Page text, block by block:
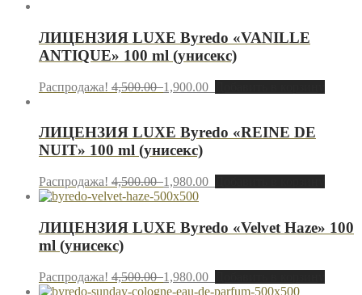
ЛИЦЕНЗИЯ LUXE Byredo «VANILLE
ANTIQUE» 100 ml (унисекс)
Распродажа! 4,500.001,900.00
ЛИЦЕНЗИЯ LUXE Byredo «REINE DE
NUIT» 100 ml (унисекс)
Распродажа! 4,500.001,980.00
ЛИЦЕНЗИЯ LUXE Byredo «Velvet Haze» 100
ml (унисекс)
Распродажа! 4,500.001,980.00